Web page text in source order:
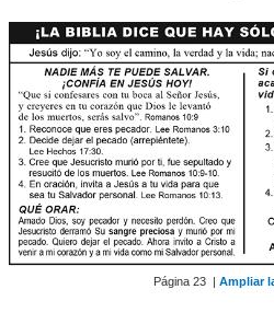
Página 23 | Ampliar